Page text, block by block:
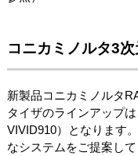
コニカミノルタ3
新製品コニカミノルタ
タイザのラインアップ
VIVID910）となります
なシステムをご提案し